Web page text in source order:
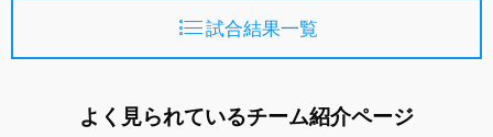
試合結果一覧
よく見られているチーム紹介ページ